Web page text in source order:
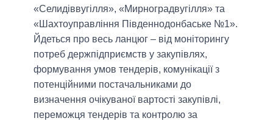
«Селидіввугілля», «Мирноградвугілля» та
«Шахтоуправління Південнодонбаське №1».
Йдеться про весь ланцюг – від моніторингу
потреб держпідприємств у закупівлях,
формування умов тендерів, комунікації з
потенційними постачальниками до
визначення очікуваної вартості закупівлі,
переможця тендерів та контролю за